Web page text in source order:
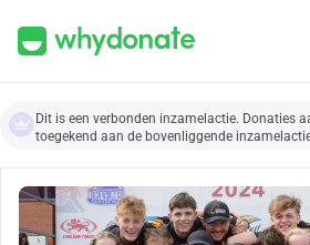
Dit is een verbonden inzamelactie. Donaties
toegekend aan de bovenliggende